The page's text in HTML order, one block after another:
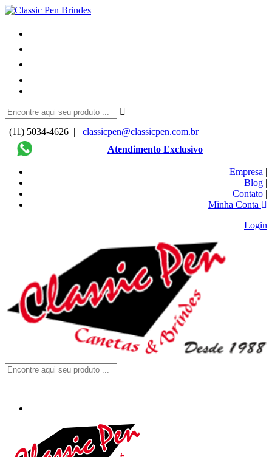
(11) 5034-4626 |
classicpen@classicpen.com.br
Atendimento Exclusivo
Empresa |
Blog |
Contato |
Minha Conta
Login